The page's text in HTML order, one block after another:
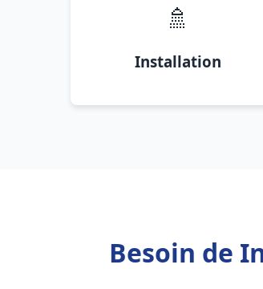
🚿
Installation
Besoin de